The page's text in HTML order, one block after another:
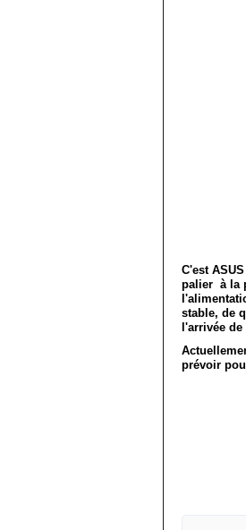
C'est
palier à la
stable, de
l'arrivée de
prévoir